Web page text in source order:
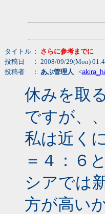
タイトル ： さらに参考までに
投稿日
： 2008/09/29(Mon)
投稿者
： あぶ管理人 <
休みを取
ですが、、
私は近く
＝４：６
シアでは
方が高い